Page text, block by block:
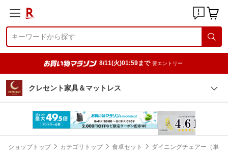
8/11(火)01:59まで 要エントリー
クレセント家具＆マットレス
ショップトップ カテゴリトップ 食卓セット
ダイニングチェアー（単